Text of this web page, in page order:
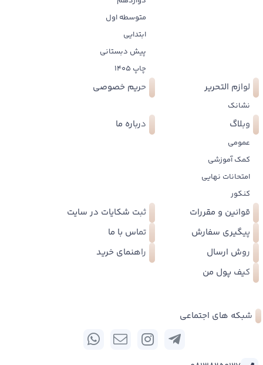
متوسطه اول
ابتدایی
پیش دبستانی
چاپ 1405
لوازم التحریر
نشانک
حریم خصوصی
وبلاگ
عمومی
کمک آموزشی
امتحانات نهایی
کنکور
درباره ما
قوانین و مقررات
ثبت شکایات در سایت
پیگیری سفارش
تماس با ما
روش ارسال
راهنمای خرید
کیف پول من
شبکه های اجتماعی